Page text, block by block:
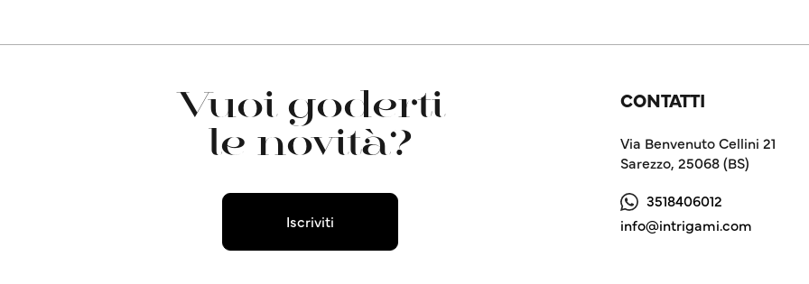
Vuoi goderti
le novità?
Iscriviti
CONTATTI
Via Benvenuto Cellini 21
Sarezzo, 25068 (BS)
3518406012
info@intrigami.com